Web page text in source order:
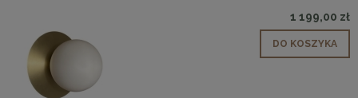
1 199,00 zł
DO KOSZYKA